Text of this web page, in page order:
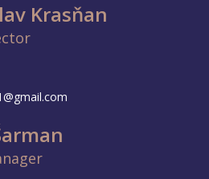
Krasňan